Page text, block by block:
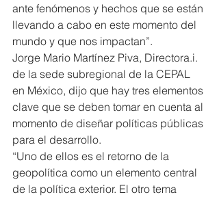
ante fenómenos y hechos que se están
llevando a cabo en este momento del
mundo y que nos impactan”.
Jorge Mario Martínez Piva, Directora.i.
de la sede subregional de la CEPAL
en México, dijo que hay tres elementos
clave que se deben tomar en cuenta al
momento de diseñar políticas públicas
para el desarrollo.
“Uno de ellos es el retorno de la
geopolítica como un elemento central
de la política exterior. El otro tema